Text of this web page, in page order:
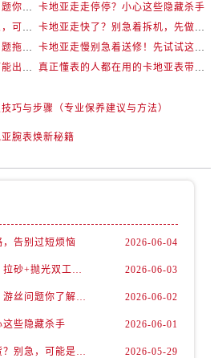
卡地亚走快又不走慢？游丝问题你了解多少？
卡地亚走走停停？小心这些隐藏杀手
卡地亚表带掉色是假货？别急，可能是这些日常习惯惹的祸
卡地亚走快了？别急着拆机，先做这一步
卡地亚走走停停别忽视！小问题拖成大修很烧钱
卡地亚走慢别急着送修！先试试这些方法
卡地亚走时忽快忽慢？问题可能出在你睡觉时！
真正懂表的人都在用的卡地亚表带调节技巧
巧与步骤（专业保养建议与方法）
腕表焕新秘籍
告别过短烦恼 2026-06-04
卡地亚划痕修复秘籍：拉砂+抛光双工艺还原如新 2026-06-03
卡地亚走快又不走慢？游丝问题你了解多少？ 2026-06-02
些隐藏杀手 2026-06-01
卡地亚表带掉色是假货？别急，可能是这些日常习惯惹的祸 2026-05-29